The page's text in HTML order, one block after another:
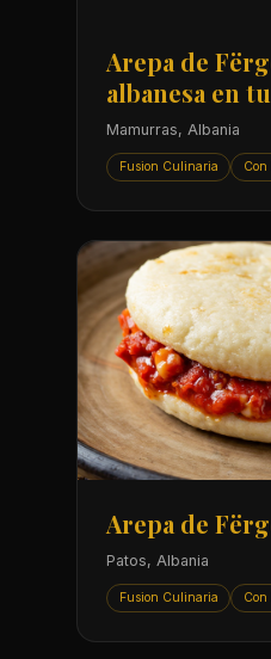
Arepa de
albanesa en
Mamurras, Albania
Fusion Culinaria Con
Arepa de
Patos, Albania
Fusion Culinaria Con